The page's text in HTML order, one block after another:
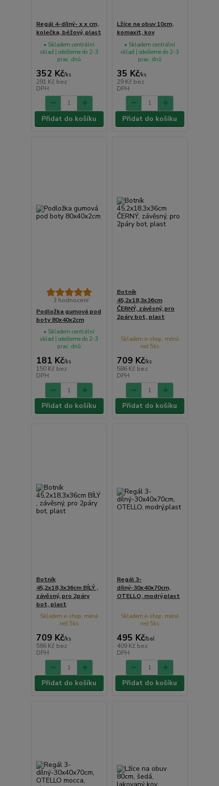
Regál 4-dílný- x x cm,
kolečka, béžový, plast
352 Kč/ks
291 Kč bez
DPH
• Skladem centrální
sklad | odešleme do 2-3
prac. dnů
Přidat do košíku
Lžíce na obuv 10cm,
komaxit, kov
35 Kč/ks
29 Kč bez
DPH
• Skladem centrální
sklad | odešleme do 2-3
prac. dnů
Přidat do košíku
3 hodnocení
Podložka gumová pod
boty 80x40x2cm
181 Kč/ks
150 Kč bez
DPH
• Skladem centrální
sklad | odešleme do 2-3
prac. dnů
Přidat do košíku
Botník
45,2x18,3x36cm
ČERNÝ, závěsný, pro
2páry bot, plast
709 Kč/ks
586 Kč bez
DPH
Skladem e-shop, méně
než 5ks
Přidat do košíku
Botník
45,2x18,3x36cm BÍLÝ ,
závěsný, pro 2páry
bot, plast
709 Kč/ks
586 Kč bez
DPH
Skladem e-shop, méně
než 5ks
Přidat do košíku
Regál 3-
dílný-30x40x70cm,
OTELLO, modrý,plast
495 Kč/bal
409 Kč bez
DPH
Skladem e-shop, méně
než 5ks
Přidat do košíku